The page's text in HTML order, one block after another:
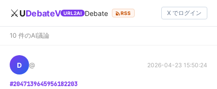
⚔️UDebateV URL2AI Debate RSS X でログイン
10 件のAI議論
D @ 2026-04-23 15:50:24
#2047139645956182203